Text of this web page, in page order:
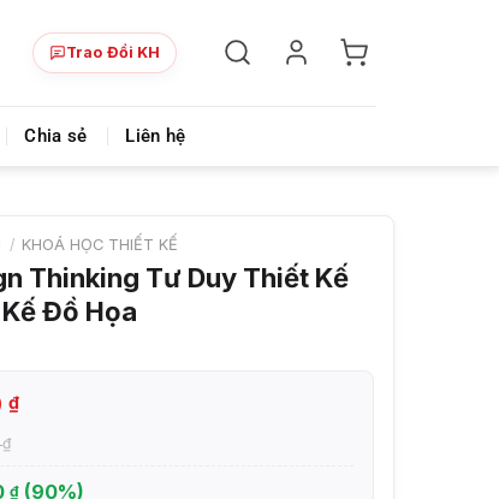
Videmi là nơi chia sẻ khóa học đa lĩnh vực & siêu
Trao Đổi KH
Chia sẻ Liên hệ
/ KHOÁ HỌC THIẾT KẾ
Thinking Tư Duy Thiết Kế
Đồ Họa
₫
₫
₫ (90%)